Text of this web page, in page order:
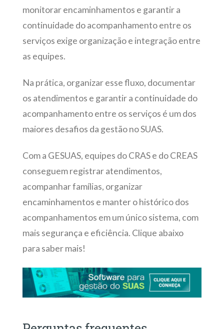
monitorar encaminhamentos e garantir a
continuidade do acompanhamento entre os
serviços exige organização e integração entre
as equipes.
Na prática, organizar esse fluxo, documentar
os atendimentos e garantir a continuidade do
acompanhamento entre os serviços é um dos
maiores desafios da gestão no SUAS.
Com a GESUAS, equipes do CRAS e do CREAS
conseguem registrar atendimentos,
acompanhar famílias, organizar
encaminhamentos e manter o histórico dos
acompanhamentos em um único sistema, com
mais segurança e eficiência. Clique abaixo
para saber mais!